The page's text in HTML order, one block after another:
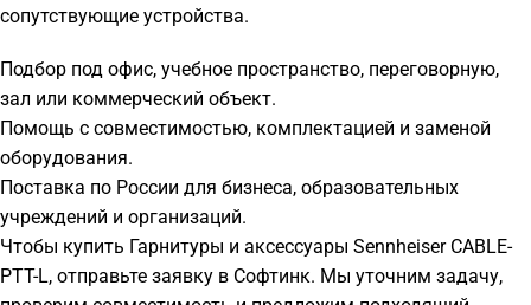
сопутствующие устройства.
Подбор под офис, учебное пространство, переговорную,
зал или коммерческий объект.
Помощь с совместимостью, комплектацией и заменой
оборудования.
Поставка по России для бизнеса, образовательных
учреждений и организаций.
Чтобы купить Гарнитуры и аксессуары Sennheiser CABLE-
PTT-L, отправьте заявку в Софтинк. Мы уточним задачу,